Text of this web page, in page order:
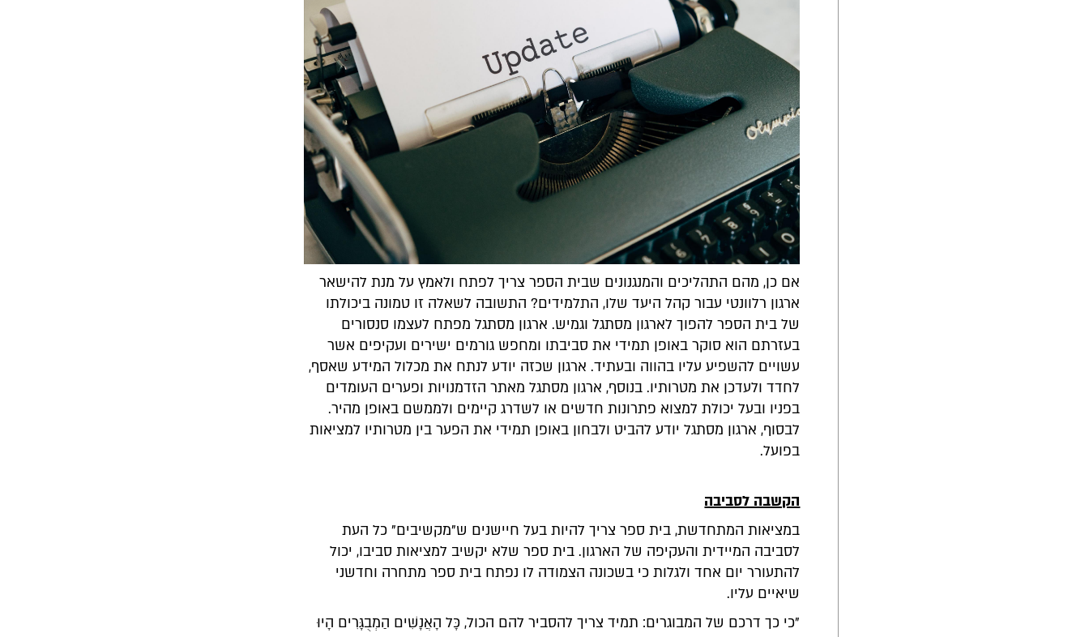
אם כן, מהם התהליכים והמנגנונים שבית הספר צריך לפתח ולאמץ על מנת להישאר
ארגון רלוונטי עבור קהל היעד שלו, התלמידים? התשובה לשאלה זו טמונה ביכולתו
של בית הספר להפוך לארגון מסתגל וגמיש. ארגון מסתגל מפתח לעצמו סנסורים
בעזרתם הוא סוקר באופן תמידי את סביבתו ומחפש גורמים ישירים ועקיפים אשר
עשויים להשפיע עליו בהווה ובעתיד. ארגון שכזה יודע לנתח את מכלול המידע שאסף,
לחדד ולעדכן את מטרותיו. בנוסף, ארגון מסתגל מאתר הזדמנויות ופערים העומדים
בפניו ובעל יכולת למצוא פתרונות חדשים או לשדרג קיימים ולממשם באופן מהיר.
לבסוף, ארגון מסתגל יודע להביט ולבחון באופן תמידי את הפער בין מטרותיו למציאות
בפועל.
הקשבה לסביבה
במציאות המתחדשת, בית ספר צריך להיות בעל חיישנים ש"מקשיבים" כל העת
לסביבה המיידית והעקיפה של הארגון. בית ספר שלא יקשיב למציאות סביבו, יכול
להתעורר יום אחד ולגלות כי בשכונה הצמודה לו נפתח בית ספר מתחרה וחדשני
שיאיים עליו.
"כי כך דרכם של המבוגרים: תמיד צריך להסביר להם הכול, כָּל הָאֲנָשִׁים הַמְבֻגָּרִים הָיוּ